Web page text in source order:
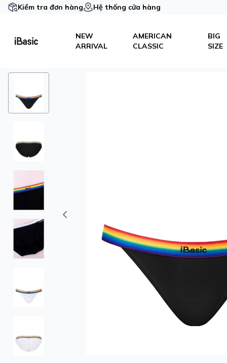
Kiểm tra đơn hàng Hệ thống cửa hàng
NEW
ARRIVAL
AMERICAN
CLASSIC
BIG
SIZE